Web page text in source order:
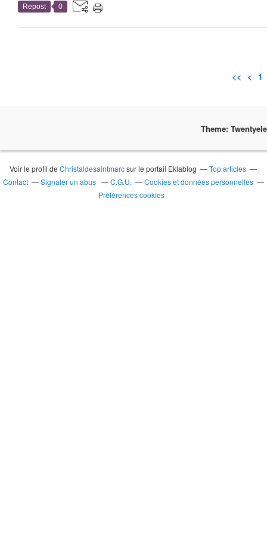
Repost 0
<< < 1
Theme:
Voir le profil deChristaldesaintmarcsur le portail Eklablog
Top articles
Contact
Signaler un abus C.G.U.
Cookies et données personnelles
Préférences cookies